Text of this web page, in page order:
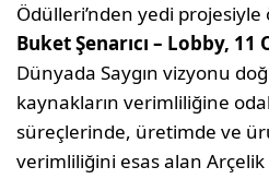
Ödülleri’nden yedi projesiyle
Buket Şenarıcı – Lobby, 11
Dünyada Saygın vizyonu
kaynakların verimliliğine
süreçlerinde, üretimde ve
verimliliğini esas alan Arçelik